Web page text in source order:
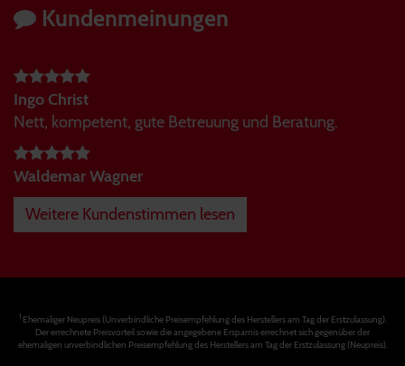
Kundenmeinungen
Ingo Christ
Nett, kompetent, gute Betreuung und Beratung.
Waldemar Wagner
Weitere Kundenstimmen lesen
1Ehemaliger Neupreis (Unverbindliche Preisempfehlung des Herstellers am Tag der Erstzulassung).
Der errechnete Preisvorteil sowie die angegebene Ersparnis errechnet sich gegenüber der
ehemaligen unverbindlichen Preisempfehlung des Herstellers am Tag der Erstzulassung (Neupreis).